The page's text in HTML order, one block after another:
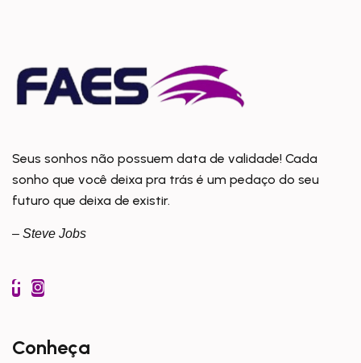
Seus sonhos não possuem data de validade! Cada
sonho que você deixa pra trás é um pedaço do seu
futuro que deixa de existir.
– Steve Jobs
Conheça